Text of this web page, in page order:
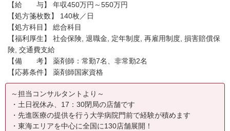
【給 与】 年収450万円～550万円
【処方箋枚数】 140枚／日
【処方科目】 総合科目
【福利厚生】 社会保険, 退職金, 定年制度, 再雇用制度, 損害賠償保
険, 交通費支給
【備 考】 薬剤師：常勤7名、非常勤2名
【応募条件】 薬剤師国家資格
～担当コンサルタントより～
・土日祝休み、17：30閉局の店舗です
・先進医療の提供を行う大学病院門前で経験が積めます
・東海エリアを中心に全国に130店舗展開！